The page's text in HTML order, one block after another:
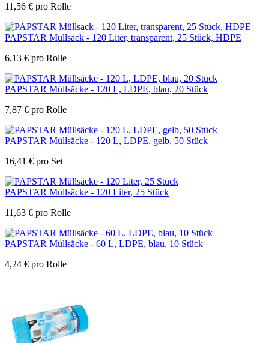
11,56 € pro Rolle
PAPSTAR Müllsack - 120 Liter, transparent, 25 Stück, HDPE
6,13 € pro Rolle
PAPSTAR Müllsäcke - 120 L, LDPE, blau, 20 Stück
7,87 € pro Rolle
PAPSTAR Müllsäcke - 120 L, LDPE, gelb, 50 Stück
16,41 € pro Set
PAPSTAR Müllsäcke - 120 Liter, 25 Stück
11,63 € pro Rolle
PAPSTAR Müllsäcke - 60 L, LDPE, blau, 10 Stück
4,24 € pro Rolle